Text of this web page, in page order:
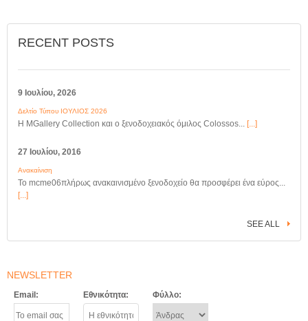
RECENT POSTS
9 Ιουλίου, 2026
Δελτίο Τύπου ΙΟΥΛΙΟΣ 2026
Η MGallery Collection και ο ξενοδοχειακός όμιλος Colossos... [...]
27 Ιουλίου, 2016
Ανακαίνιση
Το mcme06πλήρως ανακαινισμένο ξενοδοχείο θα προσφέρει ένα εύρος...
[...]
SEE ALL
NEWSLETTER
Email: Εθνικότητα: Φύλλο: